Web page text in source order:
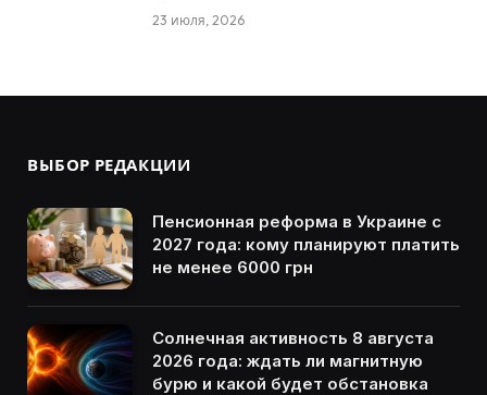
23 июля, 2026
ВЫБОР РЕДАКЦИИ
Пенсионная реформа в Украине с
2027 года: кому планируют платить
не менее 6000 грн
Солнечная активность 8 августа
2026 года: ждать ли магнитную
бурю и какой будет обстановка